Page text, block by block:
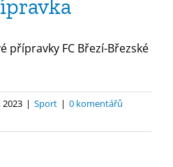
přípravky FC Březí-Březské
2023 | Sport | 0 komentářů